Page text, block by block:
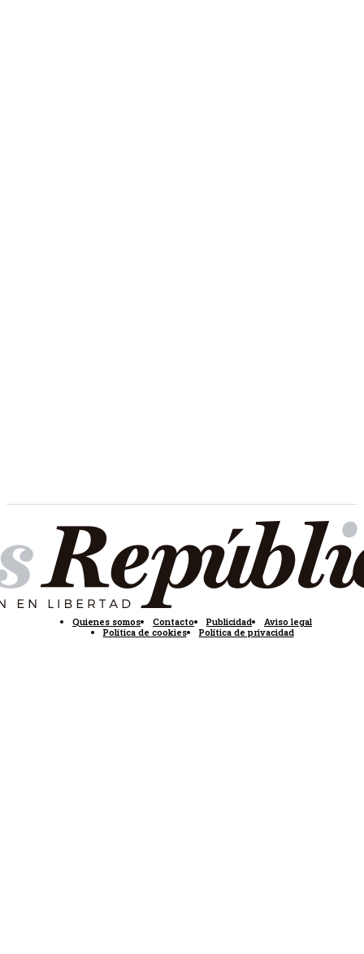
Quienes somos Contacto Publicidad
Aviso legal
Política de cookies
Política de privacidad